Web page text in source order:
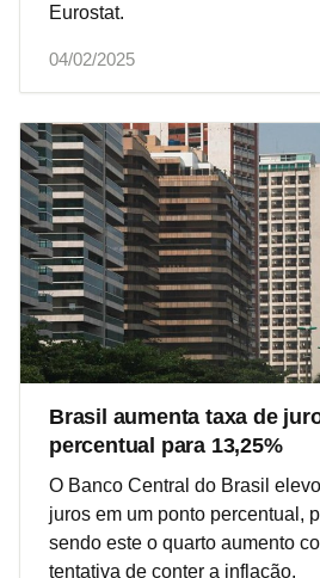
Eurostat.
04/02/2025
Brasil aumenta taxa de
percentual para 13,25%
O Banco Central do Brasil
juros em um ponto percentual,
sendo este o quarto aumento
tentativa de conter a inflação.